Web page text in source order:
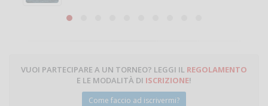
VUOI PARTECIPARE A UN TORNEO? LEGGI IL REGOLAMENTO
E LE MODALITÀ DI ISCRIZIONE!
Come faccio ad iscrivermi?